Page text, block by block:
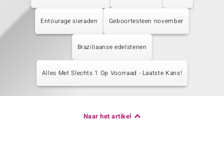
Entourage sieraden Geboortesteen november
Braziliaanse edelstenen
Alles Met Slechts 1 Op Voorraad - Laatste Kans!
Naar het artikel